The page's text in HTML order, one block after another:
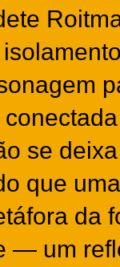
se
que
da
— um